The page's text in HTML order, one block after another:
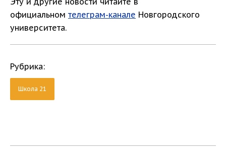
официальном телеграм-канале Новгородского
университета.
Рубрика:
Школа 21